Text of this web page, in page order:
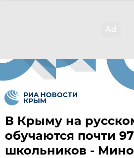
В Крыму на
обучаются почти
школьников -